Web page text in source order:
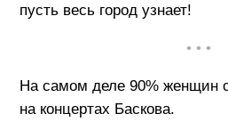
пусть весь город узнает!
• • •
На самом деле 90% женщин
на концертах Баскова.